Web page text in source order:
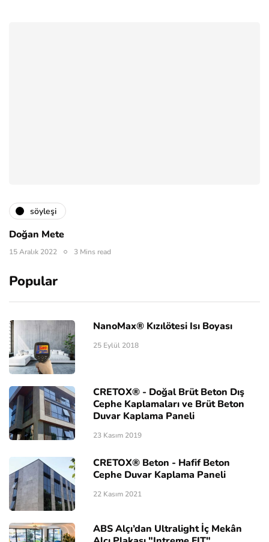
söyleşi
Doğan Mete
15 Aralık 2022 3 Mins read
Popular
NanoMax® Kızılötesi Isı Boyası
25 Eylül 2018
CRETOX® - Doğal Brüt Beton Dış
Cephe Kaplamaları ve Brüt Beton
Duvar Kaplama Paneli
23 Kasım 2019
CRETOX® Beton - Hafif Beton
Cephe Duvar Kaplama Paneli
22 Kasım 2021
ABS Alçı’dan Ultralight İç Mekân